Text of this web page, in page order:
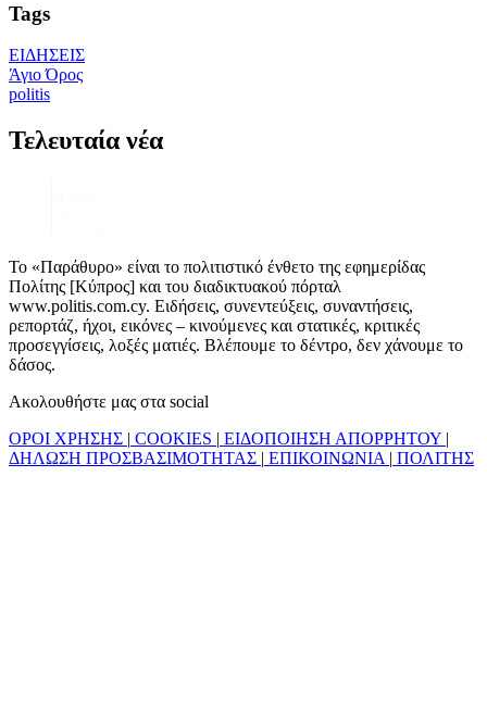
Tags
ΕΙΔΗΣΕΙΣ
Άγιο Όρος
politis
Τελευταία νέα
Το «Παράθυρο» είναι το πολιτιστικό ένθετο της εφημερίδας
Πολίτης [Κύπρος] και του διαδικτυακού πόρταλ
www.politis.com.cy. Ειδήσεις, συνεντεύξεις, συναντήσεις,
ρεπορτάζ, ήχοι, εικόνες – κινούμενες και στατικές, κριτικές
προσεγγίσεις, λοξές ματιές. Βλέπουμε το δέντρο, δεν χάνουμε το
δάσος.
Ακολουθήστε μας στα social
ΟΡΟΙ ΧΡΗΣΗΣ | COOKIES | ΕΙΔΟΠΟΙΗΣΗ ΑΠΟΡΡΗΤΟΥ |
ΔΗΛΩΣΗ ΠΡΟΣΒΑΣΙΜΟΤΗΤΑΣ | ΕΠΙΚΟΙΝΩΝΙΑ | ΠΟΛΙΤΗΣ